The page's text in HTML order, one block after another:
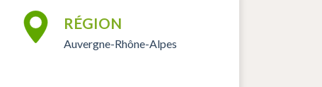
RÉGION
Auvergne-Rhône-Alpes